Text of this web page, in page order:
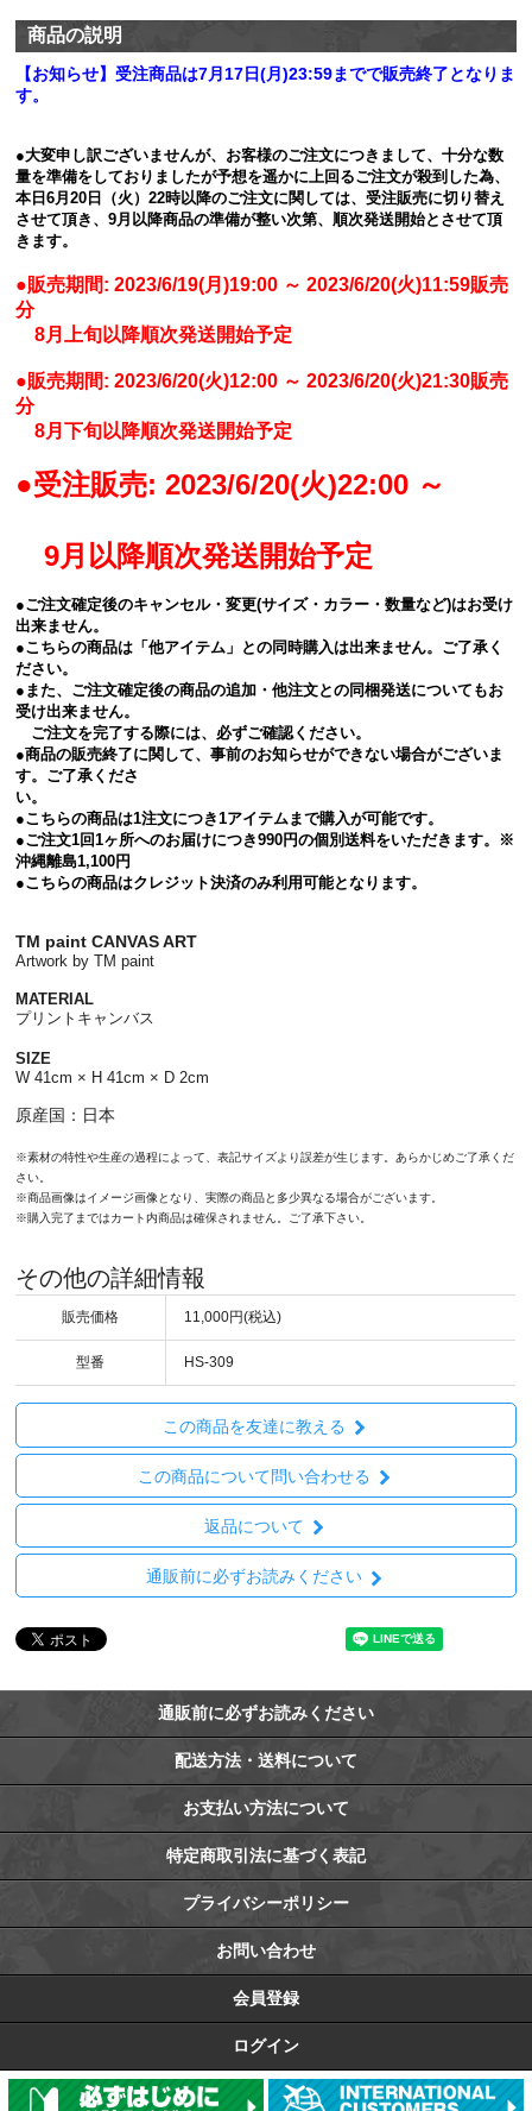
商品の説明
【お知らせ】受注商品は7月17日(月)23:59までで販売終了となりま
す。
●大変申し訳ございませんが、お客様のご注文につきまして、十分な数
量を準備をしておりましたが予想を遥かに上回るご注文が殺到した為、
本日6月20日（火）22時以降のご注文に関しては、受注販売に切り替え
させて頂き、9月以降商品の準備が整い次第、順次発送開始とさせて頂
きます。
●販売期間: 2023/6/19(月)19:00 ～ 2023/6/20(火)11:59販売
分
8月上旬以降順次発送開始予定
●販売期間: 2023/6/20(火)12:00 ～ 2023/6/20(火)21:30販売
分
8月下旬以降順次発送開始予定
●受注販売: 2023/6/20(火)22:00 ～
9月以降順次発送開始予定
●ご注文確定後のキャンセル・変更(サイズ・カラー・数量など)はお受け
出来ません。
●こちらの商品は「他アイテム」との同時購入は出来ません。ご了承く
ださい。
●また、ご注文確定後の商品の追加・他注文との同梱発送についてもお
受け出来ません。
ご注文を完了する際には、必ずご確認ください。
●商品の販売終了に関して、事前のお知らせができない場合がございま
す。ご了承くださ
い。
●こちらの商品は1注文につき1アイテムまで購入が可能です。
●ご注文1回1ヶ所へのお届けにつき990円の個別送料をいただきます。※
沖縄離島1,100円
●こちらの商品はクレジット決済のみ利用可能となります。
TM paint CANVAS ART
Artwork by TM paint
MATERIAL
プリントキャンバス
SIZE
W 41cm × H 41cm × D 2cm
原産国：日本
※素材の特性や生産の過程によって、表記サイズより誤差が生じます。あらかじめご了承くだ
さい。
※商品画像はイメージ画像となり、実際の商品と多少異なる場合がございます。
※購入完了まではカート内商品は確保されません。ご了承下さい。
その他の詳細情報
販売価格 11,000円(税込)
型番 HS-309
この商品を友達に教える
この商品について問い合わせる
返品について
通販前に必ずお読みください
通販前に必ずお読みください
配送方法・送料について
お支払い方法について
特定商取引法に基づく表記
プライバシーポリシー
お問い合わせ
会員登録
ログイン